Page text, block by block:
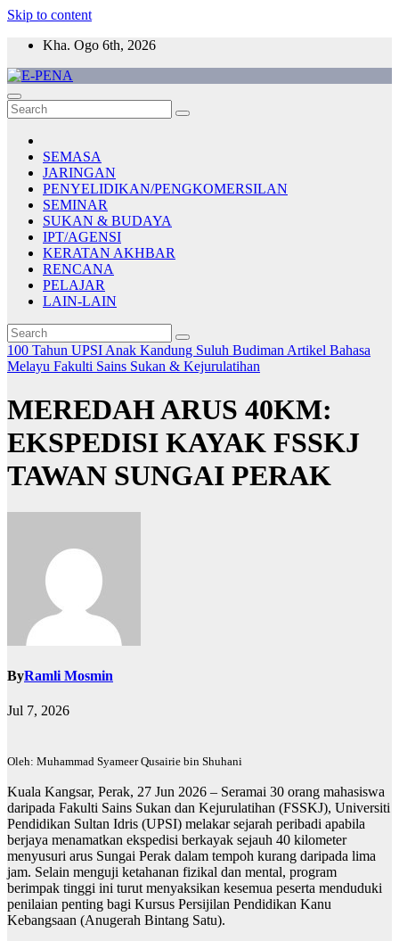
Skip to content
Kha. Ogo 6th, 2026
E-PENA
Berita Digital Terkini
SEMASA
JARINGAN
PENYELIDIKAN/PENGKOMERSILAN
SEMINAR
SUKAN & BUDAYA
IPT/AGENSI
KERATAN AKHBAR
RENCANA
PELAJAR
LAIN-LAIN
100 Tahun UPSI Anak Kandung Suluh Budiman Artikel Bahasa
Melayu Fakulti Sains Sukan & Kejurulatihan
MEREDAH ARUS 40KM:
EKSPEDISI KAYAK FSSKJ
TAWAN SUNGAI PERAK
ByRamli Mosmin
Jul 7, 2026
Oleh: Muhammad Syameer Qusairie bin Shuhani
Kuala Kangsar, Perak, 27 Jun 2026 – Seramai 30 orang mahasiswa
daripada Fakulti Sains Sukan dan Kejurulatihan (FSSKJ), Universiti
Pendidikan Sultan Idris (UPSI) melakar sejarah peribadi apabila
berjaya menamatkan ekspedisi berkayak sejauh 40 kilometer
menyusuri arus Sungai Perak dalam tempoh kurang daripada lima
jam. Selain menguji ketahanan fizikal dan mental, program
berimpak tinggi ini turut menyaksikan kesemua peserta menduduki
penilaian penting bagi Kursus Persijilan Pendidikan Kanu
Kebangsaan (Anugerah Bintang Satu).